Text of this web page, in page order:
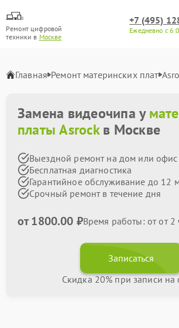
Ремонт цифровой
техники в Москве
+7 (495)
Ежедневно с
Главная Ремонт материнских плат
Замена видеочипа у
платы Asrockв Москве
Выездной ремонт на дом или офис
Бесплатная диагностика
Гарантийное обслуживание до 12
Срочный ремонт в течение дня
от 1800.00 ₽Время работы: от от 2
Записаться
Скидка 20% при записи на